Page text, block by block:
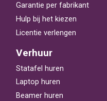
Garantie per fabrikant
Hulp bij het kiezen
Licentie verlengen
Verhuur
Statafel huren
Laptop huren
Beamer huren